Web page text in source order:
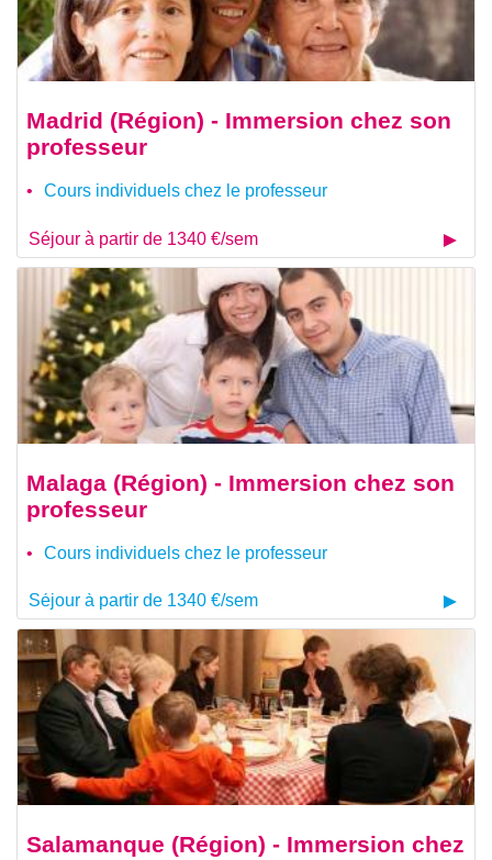
Madrid (Région) - Immersion chez son
professeur
Cours individuels chez le professeur
Séjour à partir de 1340 €/sem
Malaga (Région) - Immersion chez son
professeur
Cours individuels chez le professeur
Séjour à partir de 1340 €/sem
Salamanque (Région) - Immersion chez